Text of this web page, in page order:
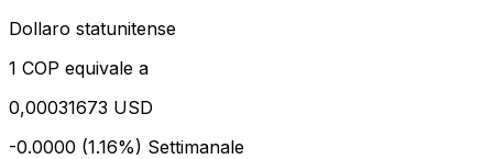
Dollaro statunitense
1 COP equivale a
0,00031673 USD
-0.0000 (1.16%) Settimanale